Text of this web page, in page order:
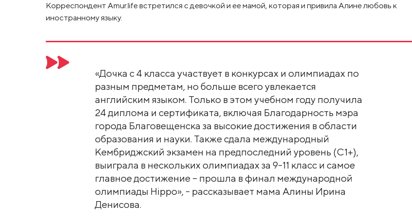
Корреспондент Amur.life встретился с девочкой и ее мамой, которая и привила Алине любовь к
иностранному языку.
«Дочка с 4 класса участвует в конкурсах и олимпиадах по
разным предметам, но больше всего увлекается
английским языком. Только в этом учебном году получила
24 диплома и сертификата, включая Благодарность мэра
города Благовещенска за высокие достижения в области
образования и науки. Также сдала международный
Кембриджский экзамен на предпоследний уровень (С1+),
выиграла в нескольких олимпиадах за 9-11 класс и самое
главное достижение – прошла в финал международной
олимпиады Hippo», - рассказывает мама Алины Ирина
Денисова.